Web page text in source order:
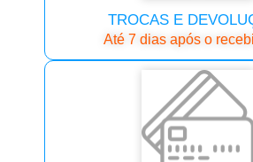
TROCAS E
Até 7 dias após o